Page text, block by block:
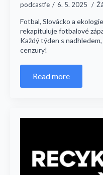
podcastfe 6. 5. 2025
Fotbal, Slovácko a
rekapituluje fotbalové
Každý týden s
cenzury!
Read more